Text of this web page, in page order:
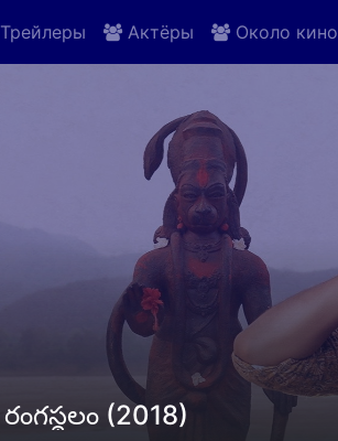
Трейлеры Актёры Около кино
రంగస్థలం (2018)